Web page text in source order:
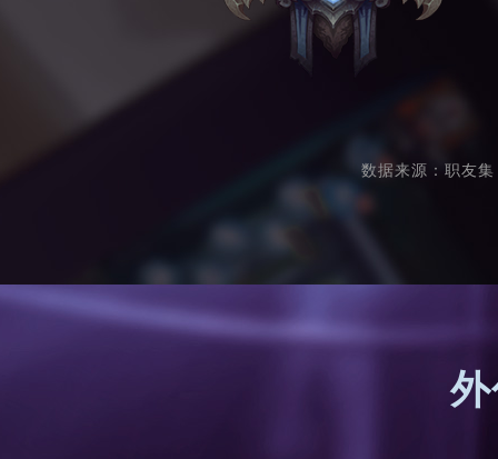
数据来源：职友